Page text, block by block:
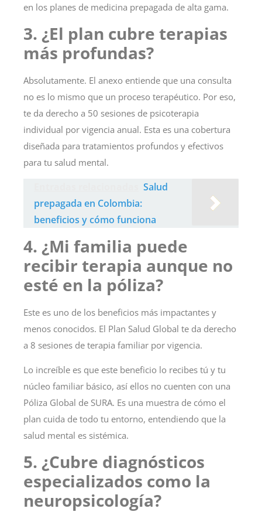
en los planes de medicina prepagada de alta gama.
3. ¿El plan cubre terapias
más profundas?
Absolutamente. El anexo entiende que una consulta
no es lo mismo que un proceso terapéutico. Por eso,
te da derecho a 50 sesiones de psicoterapia
individual por vigencia anual. Esta es una cobertura
diseñada para tratamientos profundos y efectivos
para tu salud mental.
Salud
prepagada en Colombia:
beneficios y cómo funciona
4. ¿Mi familia puede
recibir terapia aunque no
esté en la póliza?
Este es uno de los beneficios más impactantes y
menos conocidos. El Plan Salud Global te da derecho
a 8 sesiones de terapia familiar por vigencia.
Lo increíble es que este beneficio lo recibes tú y tu
núcleo familiar básico, así ellos no cuenten con una
Póliza Global de SURA. Es una muestra de cómo el
plan cuida de todo tu entorno, entendiendo que la
salud mental es sistémica.
5. ¿Cubre diagnósticos
especializados como la
neuropsicología?